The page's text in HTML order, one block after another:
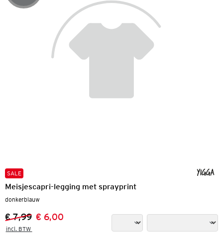
SALE
Meisjescapri-legging met sprayprint
donkerblauw
Vorige prijs:
€ 7,99
Nieuwe prijs:
€ 6,00
incl. BTW